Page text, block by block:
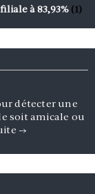
à 83,93% (1)
détecter une
soit amicale ou
→